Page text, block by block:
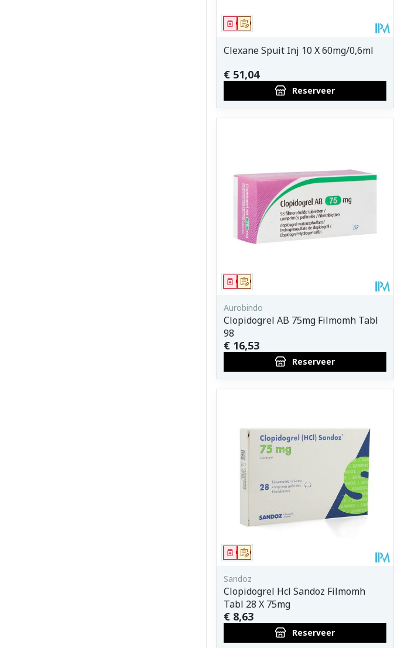
Op voorschrift
Geneesmiddel
Clexane Spuit Inj 10 X 60mg/0,6ml
€ 51,04
Reserveer
Op voorschrift
Geneesmiddel
Aurobindo
Clopidogrel AB 75mg Filmomh Tabl
98
€ 16,53
Reserveer
Op voorschrift
Geneesmiddel
Sandoz
Clopidogrel Hcl Sandoz Filmomh
Tabl 28 X 75mg
€ 8,63
Reserveer